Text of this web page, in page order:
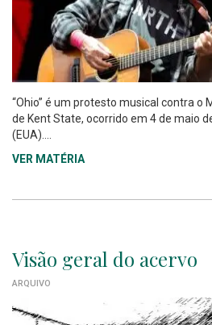
“Ohio” é um protesto musical contra o
de Kent State, ocorrido em 4 de maio
(EUA)....
VER MATÉRIA
Visão geral do acervo
ARQUIVO